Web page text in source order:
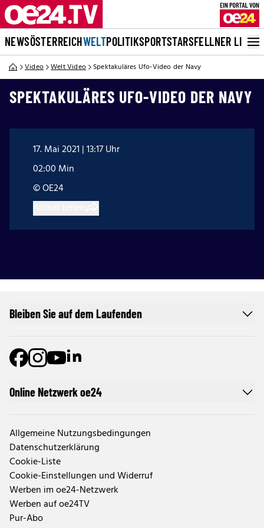
NEWSÖSTERREICHWELTPOLITIKSPORTSTARSFELLNER LIVE
Video Welt Video Spektakuläres Ufo-Video der Navy
SPEKTAKULÄRES UFO-VIDEO DER NAVY
17. Mai 2021 | 13:17 Uhr
02:00 Min
© OE24
Online Netzwerk oe24
Allgemeine Nutzungsbedingungen
Datenschutzerklärung
Cookie-Liste
Cookie-Einstellungen und Widerruf
Werben im oe24-Netzwerk
Werben auf oe24TV
Pur-Abo
Bleiben Sie auf dem Laufenden